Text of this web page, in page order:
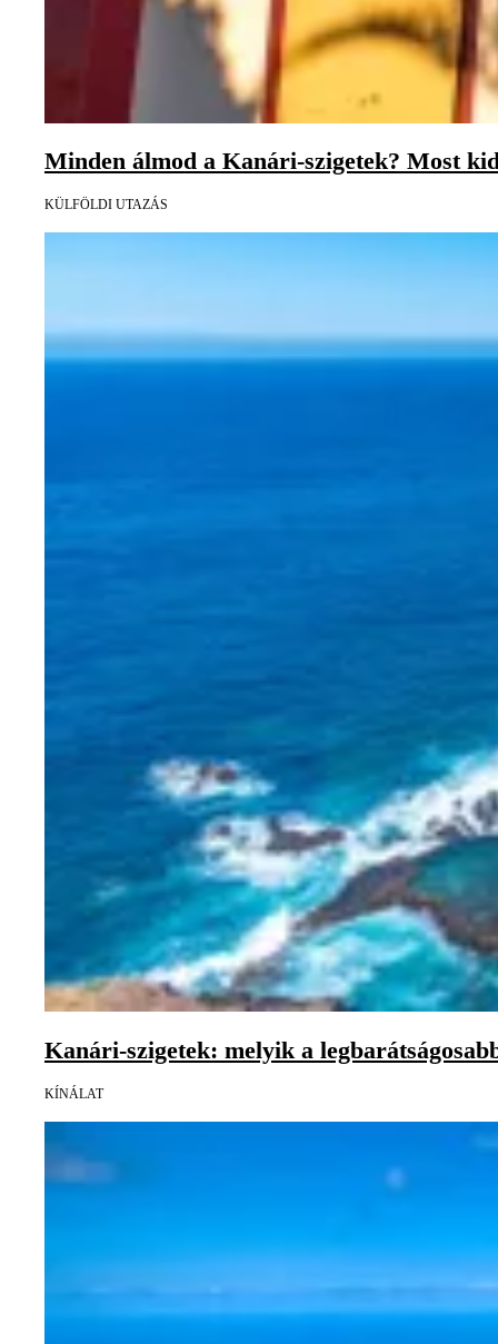
Minden álmod a Kanári-szigetek? Most
KÜLFÖLDI UTAZÁS
Kanári-szigetek: melyik a
KÍNÁLAT